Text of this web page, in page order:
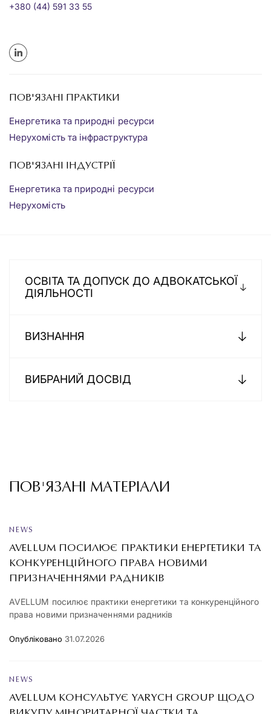
+380 (44) 591 33 55
ПОВ'ЯЗАНІ ПРАКТИКИ
Енергетика та природні ресурси
Нерухомість та інфраструктура
ПОВ'ЯЗАНІ ІНДУСТРІЇ
Енергетика та природні ресурси
Нерухомість
ОСВІТА ТА ДОПУСК ДО АДВОКАТСЬКОЇ
ДІЯЛЬНОСТІ
ВИЗНАННЯ
ВИБРАНИЙ ДОСВІД
ПОВ'ЯЗАНІ МАТЕРІАЛИ
NEWS
AVELLUM ПОСИЛЮЄ ПРАКТИКИ ЕНЕРГЕТИКИ ТА
КОНКУРЕНЦІЙНОГО ПРАВА НОВИМИ
ПРИЗНАЧЕННЯМИ РАДНИКІВ
AVELLUM посилює практики енергетики та конкуренційного
права новими призначеннями радників
Опубліковано 31.07.2026
NEWS
AVELLUM КОНСУЛЬТУЄ YARYCH GROUP ЩОДО